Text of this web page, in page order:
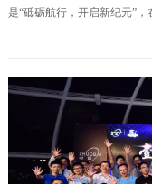
是“砥砺航行，开启新纪元”，